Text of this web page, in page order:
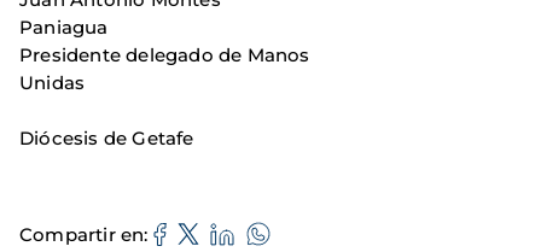
Presidente delegado de Manos
Unidas
Diócesis de Getafe
Compartir en